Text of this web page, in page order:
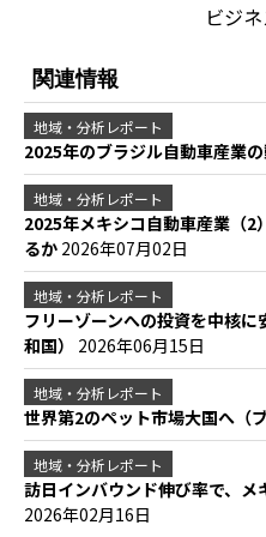
ビジ
関連情報
地域・分析レポート
2025年のブラジル自動車産業
地域・分析レポート
2025年メキシコ自動車産業（2
るか 2026年07月02日
地域・分析レポート
フリーゾーンへの投資を中核
和国） 2026年06月15日
地域・分析レポート
世界第2のペット市場大国へ（
地域・分析レポート
訪日インバウンド伸び率で、
2026年02月16日